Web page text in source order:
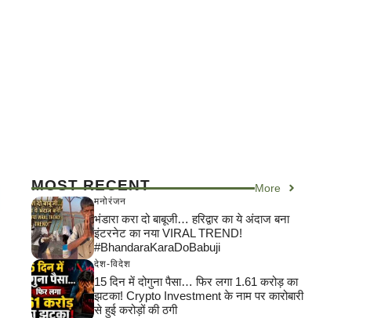
MOST RECENT More
मनोरंजन
भंडारा करा दो बाबूजी… हरिद्वार का ये अंदाज बना
इंटरनेट का नया VIRAL TREND!
#BhandaraKaraDoBabuji
देश-विदेश
15 दिन में दोगुना पैसा… फिर लगा 1.61 करोड़ का
झटका! Crypto Investment के नाम पर कारोबारी
से हुई करोड़ों की ठगी